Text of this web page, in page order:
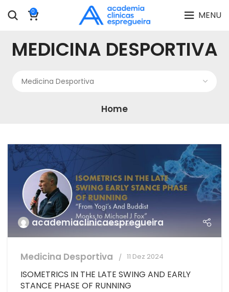
0 MENU
MEDICINA DESPORTIVA
Home
academiaclinicaespregueira
Medicina Desportiva 11 Dez 2024
ISOMETRICS IN THE LATE SWING AND EARLY
STANCE PHASE OF RUNNING